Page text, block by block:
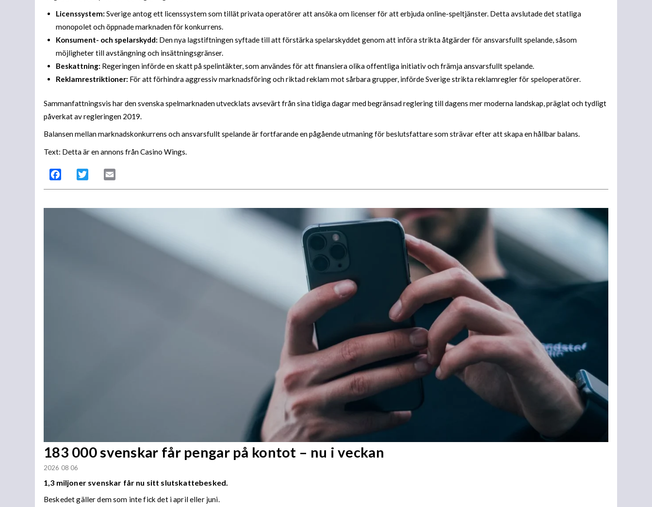
Licenssystem: Sverige antog ett licenssystem som tillät privata operatörer att ansöka om licenser för att erbjuda online-speltjänster. Detta avslutade det statliga
monopolet och öppnade marknaden för konkurrens.
Konsument- och spelarskydd: Den nya lagstiftningen syftade till att förstärka spelarskyddet genom att införa strikta åtgärder för ansvarsfullt spelande, såsom
möjligheter till avstängning och insättningsgränser.
Beskattning: Regeringen införde en skatt på spelintäkter, som användes för att finansiera olika offentliga initiativ och främja ansvarsfullt spelande.
Reklamrestriktioner: För att förhindra aggressiv marknadsföring och riktad reklam mot sårbara grupper, införde Sverige strikta reklamregler för speloperatörer.
Sammanfattningsvis har den svenska spelmarknaden utvecklats avsevärt från sina tidiga dagar med begränsad reglering till dagens mer moderna landskap, präglat och tydligt
påverkat av regleringen 2019.
Balansen mellan marknadskonkurrens och ansvarsfullt spelande är fortfarande en pågående utmaning för beslutsfattare som strävar efter att skapa en hållbar balans.
Text: Detta är en annons från Casino Wings.
Facebook Twitter
183 000 svenskar får pengar på kontot – nu i veckan
2026 08 06
1,3 miljoner svenskar får nu sitt slutskattebesked.
Beskedet gäller dem som inte fick det i april eller juni.